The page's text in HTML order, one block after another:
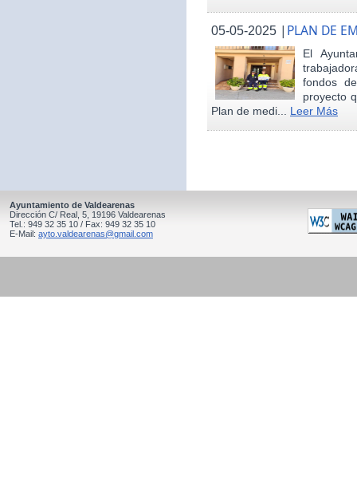
05-05-2025 | PLAN DE
El
fondos
proyecto
Plan de medi... Leer Más
Ayuntamiento de Valdearenas
Dirección C/ Real, 5, 19196 Valdearenas
Tel.: 949 32 35 10 / Fax: 949 32 35 10
E-Mail: ayto.valdearenas@gmail.com